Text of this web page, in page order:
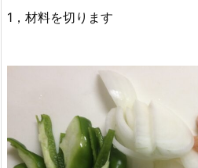
1，材料を切ります